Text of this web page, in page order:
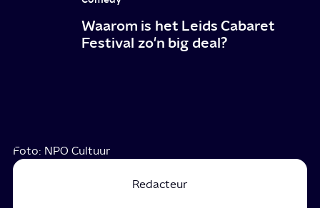
Waarom is het Leids Cabaret
Festival zo'n big deal?
Foto: NPO Cultuur
Redacteur